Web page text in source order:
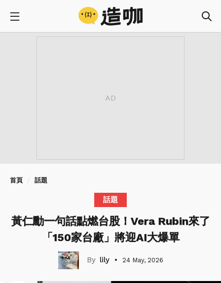
首頁 話題
話題
黃仁勳一句話點燃台股！Vera Rubin來了
「150家台廠」將迎AI大爆單
lily 24 May, 2026